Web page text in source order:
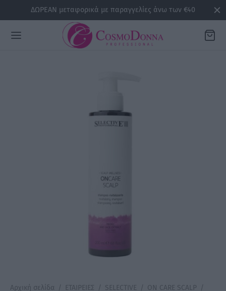
ΔΩΡΕΑΝ μεταφορικά με παραγγελίες άνω των €40
Αρχική σελίδα / ΕΤΑΙΡΕΙΕΣ / SELECTIVE / ON CARE SCALP /